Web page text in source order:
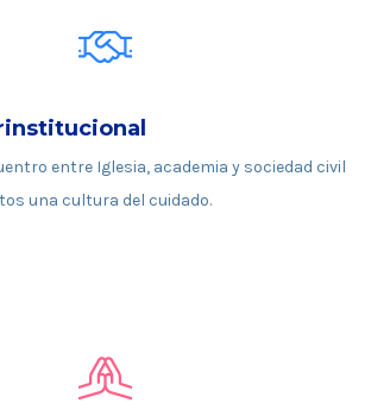
entre Iglesia, academia y sociedad civil
una cultura del cuidado.